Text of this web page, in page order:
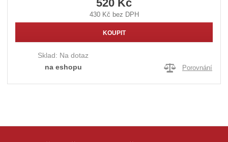
520 Kč
430 Kč bez DPH
KOUPIT
Sklad: Na dotaz
na eshopu
Porovnání